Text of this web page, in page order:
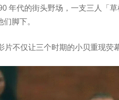
年代的街头野场，一支三人「
脚下。
片不仅让三个时期的小贝重现荧